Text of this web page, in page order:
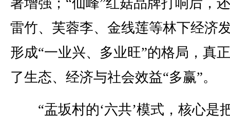
著增强；“仙峰”红菇品牌打响后，
雷竹、芙蓉李、金线莲等林下经济
形成“一业兴、多业旺”的格局，真
了生态、经济与社会效益“多赢”。
“盂坂村的‘六共’模式，核心是